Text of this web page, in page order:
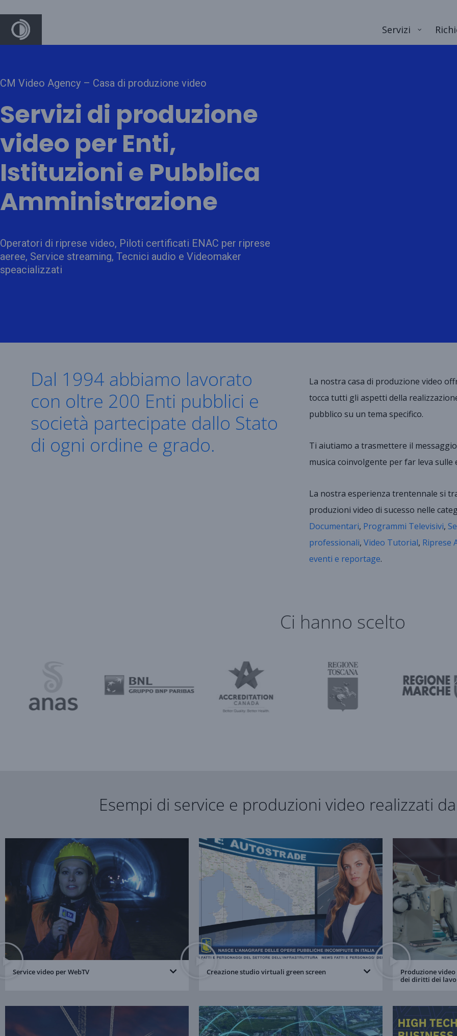
Servizi
CM Video Agency – Casa di produzione video
Servizi di produzione
video per Enti,
Istituzioni e Pubblica
Amministrazione
Operatori di riprese video, Piloti certificati ENAC per riprese
aeree, Service streaming, Tecnici audio e Videomaker
speacializzati
Dal 1994 abbiamo lavorato
con oltre 200 Enti pubblici e
società partecipate dallo Stato
di ogni ordine e grado.
La nostra casa di produzione video
tocca tutti gli aspetti della
pubblico su un tema specifico.
Ti aiutiamo a trasmettere il
musica coinvolgente per far leva
La nostra esperienza trentennale si
produzioni video di sucesso nelle
Documentari, Programmi Televisivi,
professionali, Video Tutorial, Riprese
eventi e reportage.
Ci hanno scelto
Esempi di service e produzioni video realizzati
Service video per WebTV Creazione studio virtuali green screen
Produzione
dei diritti dei